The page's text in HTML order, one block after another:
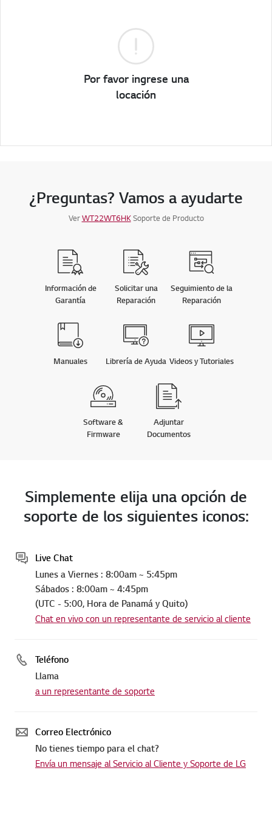
Por favor ingrese una
locación
¿Preguntas? Vamos a ayudarte
VerWT22WT6HKSoporte de Producto
Información de
Garantía
Solicitar una
Reparación
Seguimiento de la
Reparación
Manuales Librería de Ayuda Videos y Tutoriales
Software &
Firmware
Adjuntar
Documentos
Simplemente elija una opción de
soporte de los siguientes iconos:
Live Chat
Lunes a Viernes : 8:00am ~ 5:45pm
Sábados : 8:00am ~ 4:45pm
(UTC - 5:00, Hora de Panamá y Quito)
Chat en vivo con un representante de servicio al cliente
Teléfono
Llama
a un representante de soporte
Correo Electrónico
No tienes tiempo para el chat?
Envía un mensaje al Servicio al Cliente y Soporte de LG